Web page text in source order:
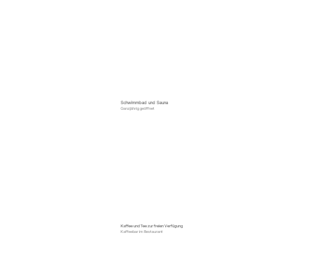
Schwimmbad und Sauna
Ganzjährig geöffnet
Kaffee und Tee zur freien Verfügung
Kaffeebar im Restaurant